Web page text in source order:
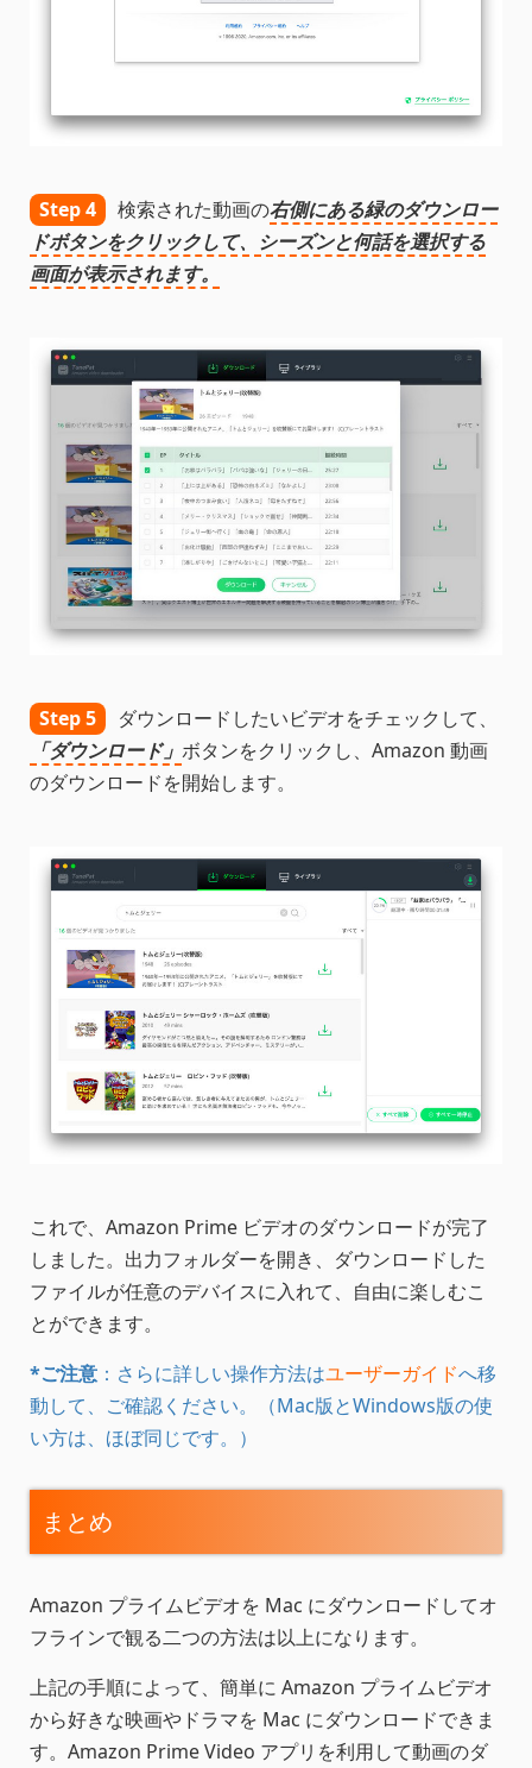
Step 4 検索された動画の右側にある緑のダウンロー
ドボタンをクリックして、シーズンと何話を選択する
画面が表示されます。
Step 5
ダウンロードしたいビデオをチェックして、
「ダウンロード」 ボタンをクリックし、Amazon 動画
のダウンロードを開始します。
これで、Amazon Prime ビデオのダウンロードが完了
しました。出力フォルダーを開き、ダウンロードした
ファイルが任意のデバイスに入れて、自由に楽しむこ
とができます。
*ご注意 ：さらに詳しい操作方法はユーザーガイドへ移
動して、ご確認ください。（Mac版とWindows版の使
い方は、ほぼ同じです。）
まとめ
Amazon プライムビデオを Mac にダウンロードしてオ
フラインで観る二つの方法は以上になります。
上記の手順によって、簡単に Amazon プライムビデオ
から好きな映画やドラマを Mac にダウンロードできま
す。Amazon Prime Video アプリを利用して動画のダ